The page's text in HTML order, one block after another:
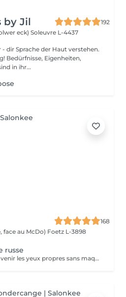
by Jil
192
eck) Soleuvre L-4437
dir Sprache der Haut verstehen.
Bedürfnisse, Eigenheiten,
in ihr...
168
face au McDo) Foetz L-3898
russe
Pour le traitement veuillez venir les yeux propres sans maquillage. Si vous avez déjà des extensions de cils choisissez d'abord l'option "Dépose des cils" puis "Première pose". Il est possible que vous soyez allergique à la colle, et les esthéticiennes ne peuvent pas savoir à l'avance s'il y a une allergie avant qu'elle ne se manifeste. Les réactions allergiques surviennent généralement après 3 ou 4 heures et peuvent inclure des picotements, des démangeaisons et un possible gonflement des yeux. Si des rougeurs apparaissent après le traitement, vous pourriez simplement être sensible à la colle, mais ce n'est pas nécessairement une allergie. Attendez un jour, si la situation ne s'améliore pas, il pourrait s'agir d'une allergie à la colle, et il est alors recommandé de retirer les cils. Il est important de noter que l'esthéticienne n'est pas responsable de l'allergie, et le retrait des cils peut résoudre le problème.